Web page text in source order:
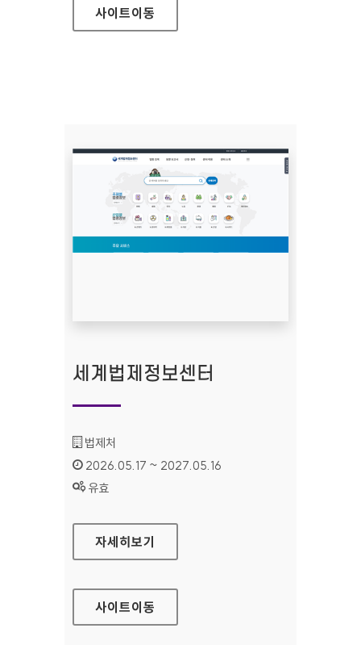
사이트이동
세계법제정보센터
기관명 :
법제처
인증기간 :
2026.05.17 ~ 2027.05.16
상태 :
유효
세계법제정보센터
자세히보기
사이트이동